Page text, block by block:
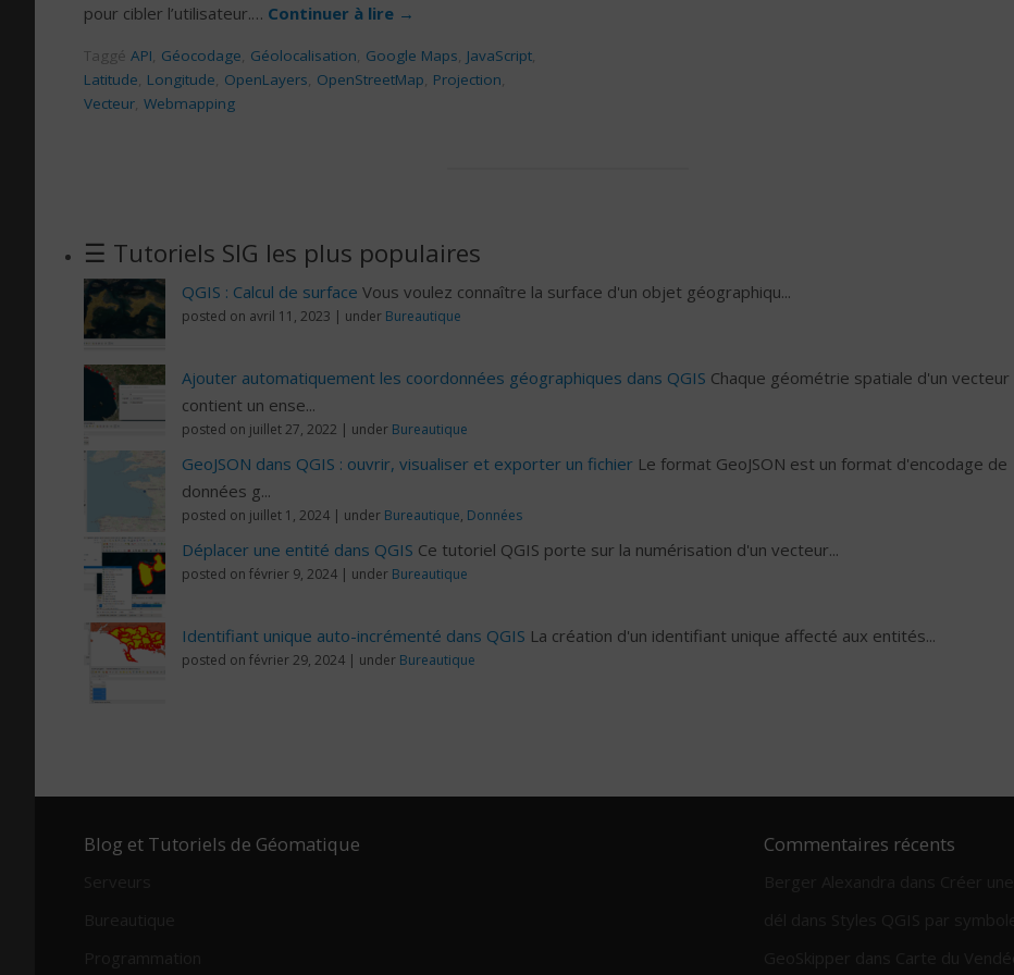
pour cibler l’utilisateur.… Continuer à lire →
Taggé API Géocodage Géolocalisation Google Maps JavaScript
Latitude Longitude OpenLayers OpenStreetMap Projection
Vecteur Webmapping
☰ Tutoriels SIG les plus populaires
QGIS : Calcul de surface Vous voulez connaître la surface d'un objet géographiqu...
posted on avril 11, 2023 | under Bureautique
Ajouter automatiquement les coordonnées géographiques dans QGIS Chaque géométrie spatiale d'un vecteur
contient un ense...
posted on juillet 27, 2022 | under Bureautique
GeoJSON dans QGIS : ouvrir, visualiser et exporter un fichier Le format GeoJSON est un format d'encodage de
données g...
posted on juillet 1, 2024 | under Bureautique, Données
Déplacer une entité dans QGIS Ce tutoriel QGIS porte sur la numérisation d'un vecteur...
posted on février 9, 2024 | under Bureautique
Identifiant unique auto-incrémenté dans QGIS La création d'un identifiant unique affecté aux entités...
posted on février 29, 2024 | under Bureautique
Blog et Tutoriels de Géomatique Commentaires récents